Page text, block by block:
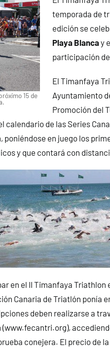
15 de
temporada de
edición se
Playa Blancay
participación
El Timanfaya
Ayuntamiento
Promoción del
calendario de las Series
poniéndose en juego los
y que contará con
en el II Timanfaya Triathlon
Canaria de Triatlón ponía
deben realizarse a
conejera. El precio de